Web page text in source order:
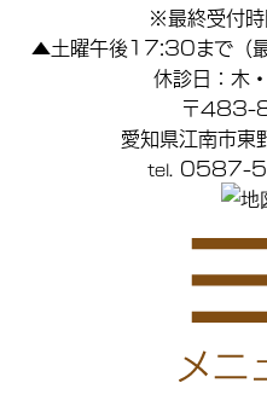
※最終受付
▲土曜午後17:30まで（
休診日：木
〒483-
愛知県江南市
tel.0587-